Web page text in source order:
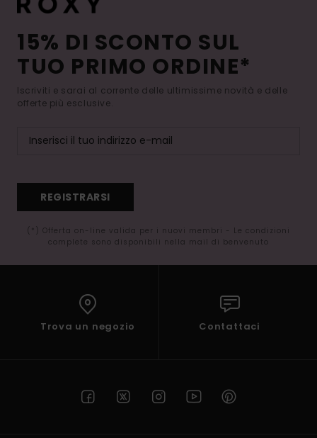
15% DI SCONTO SUL
TUO PRIMO ORDINE*
Iscriviti e sarai al corrente delle ultimissime novità e delle
offerte più esclusive.
REGISTRARSI
(*) Offerta on-line valida per i nuovi membri - Le condizioni
complete sono disponibili nella mail di benvenuto
Trova un negozio Contattaci